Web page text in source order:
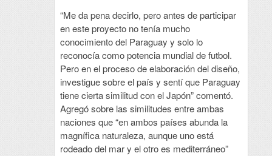
“Me da pena decirlo, pero antes de participar
en este proyecto no tenía mucho
conocimiento del Paraguay y solo lo
reconocía como potencia mundial de futbol.
Pero en el proceso de elaboración del diseño,
investigue sobre el país y sentí que Paraguay
tiene cierta similitud con el Japón” comentó.
Agregó sobre las similitudes entre ambas
naciones que “en ambos países abunda la
magnífica naturaleza, aunque uno está
rodeado del mar y el otro es mediterráneo”